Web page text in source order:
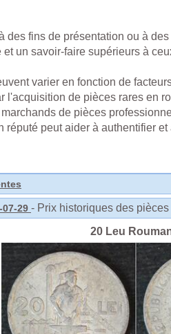
fins de présentation ou à
un savoir-faire supérieurs à
varier en fonction de
l'acquisition de pièces rares en
de pièces
peut aider à authentifier
07-29 - Prix historiques des pièces
20 Leu